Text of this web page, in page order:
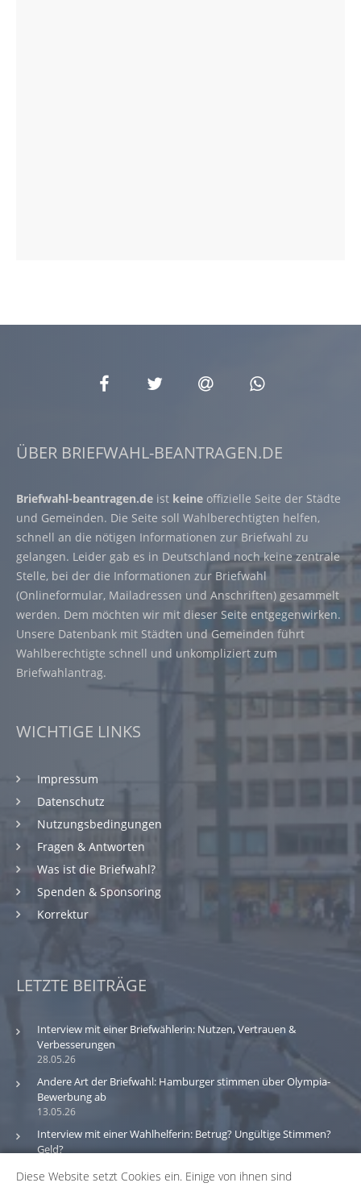
ÜBER BRIEFWAHL-BEANTRAGEN.DE
Briefwahl-beantragen.de ist keine offizielle Seite der Städte
und Gemeinden. Die Seite soll Wahlberechtigten helfen,
schnell an die nötigen Informationen zur Briefwahl zu
gelangen. Leider gab es in Deutschland noch keine zentrale
Stelle, bei der die Informationen zur Briefwahl
(Onlineformular, Mailadressen und Anschriften) gesammelt
werden. Dem möchten wir mit dieser Seite entgegenwirken.
Unsere Datenbank mit Städten und Gemeinden führt
Wahlberechtigte schnell und unkompliziert zum
Briefwahlantrag.
WICHTIGE LINKS
Impressum
Datenschutz
Nutzungsbedingungen
Fragen & Antworten
Was ist die Briefwahl?
Spenden & Sponsoring
Korrektur
LETZTE BEITRÄGE
28.05.26
Interview mit einer Briefwählerin: Nutzen, Vertrauen &
Verbesserungen
13.05.26
Andere Art der Briefwahl: Hamburger stimmen über Olympia-
Bewerbung ab
Interview mit einer Wahlhelferin: Betrug? Ungültige Stimmen?
Geld?
Diese Website setzt Cookies ein. Einige von ihnen sind